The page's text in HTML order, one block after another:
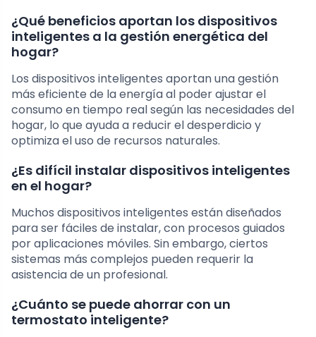
¿Qué beneficios aportan los dispositivos
inteligentes a la gestión energética del
hogar?
Los dispositivos inteligentes aportan una gestión
más eficiente de la energía al poder ajustar el
consumo en tiempo real según las necesidades del
hogar, lo que ayuda a reducir el desperdicio y
optimiza el uso de recursos naturales.
¿Es difícil instalar dispositivos inteligentes
en el hogar?
Muchos dispositivos inteligentes están diseñados
para ser fáciles de instalar, con procesos guiados
por aplicaciones móviles. Sin embargo, ciertos
sistemas más complejos pueden requerir la
asistencia de un profesional.
¿Cuánto se puede ahorrar con un
termostato inteligente?